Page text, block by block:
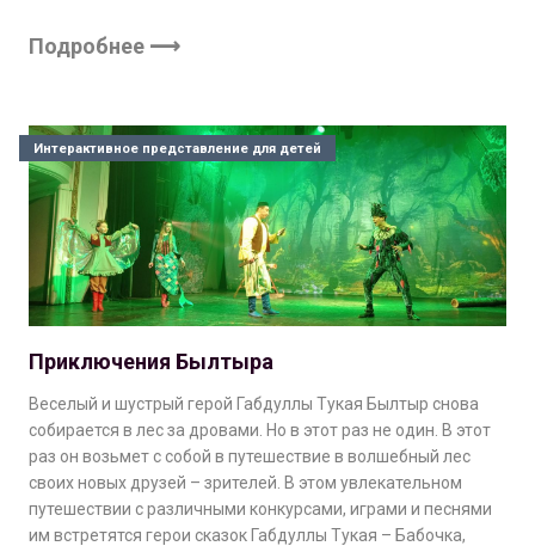
Подробнее ⟶
Приключения Былтыра
Веселый и шустрый герой Габдуллы Тукая Былтыр снова
собирается в лес за дровами. Но в этот раз не один. В этот
раз он возьмет с собой в путешествие в волшебный лес
своих новых друзей – зрителей. В этом увлекательном
путешествии с различными конкурсами, играми и песнями
им встретятся герои сказок Габдуллы Тукая – Бабочка,
Интерактивное представление для детей